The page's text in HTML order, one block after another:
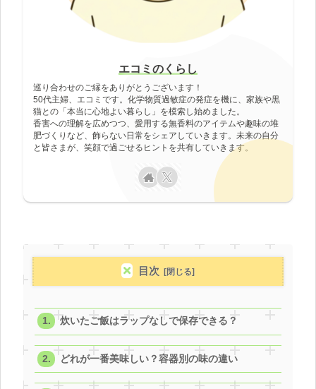
エコミのくらし
巡り合わせのご縁をありがとうございます！
50代主婦、エコミです。化学物質過敏症の発症を機に、家族や黒
猫との「本当に心地よい暮らし」を模索し始めました。
香害への理解を広めつつ、愛用する無香料のアイテムや趣味の堆
肥づくりなど、飾らない日常をシェアしていきます。未来の自分
と皆さまが、笑顔で過ごせるヒントを共有していきます。
目次
炊いたご飯はラップなしで保存できる？
どれが一番美味しい？容器別の味の違い